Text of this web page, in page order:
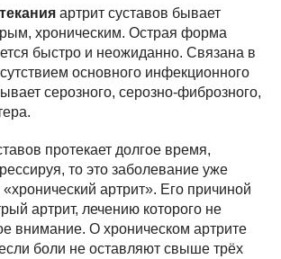
артрит суставов бывает
хроническим. Острая форма
быстро и неожиданно. Связана в
основного инфекционного
серозного, серозно-фиброзного,
протекает долгое время,
то это заболевание уже
артрит». Его причиной
артрит, лечению которого не
внимание. О хроническом артрите
боли не оставляют свыше трёх